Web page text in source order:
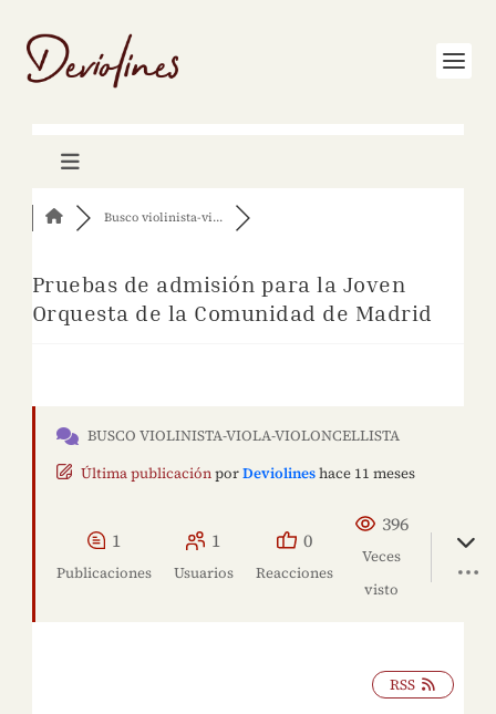
Busco violinista-vi...
Pruebas de admisión para la Joven
Orquesta de la Comunidad de Madrid
BUSCO VIOLINISTA-VIOLA-VIOLONCELLISTA
Última publicaciónporDeviolineshace 11 meses
1
Publicaciones
1
Usuarios
0
Reacciones
396
Veces
visto
RSS